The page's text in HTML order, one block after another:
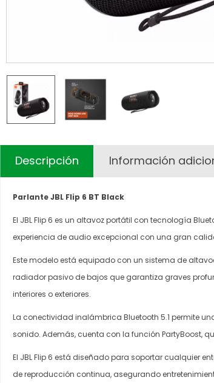
Descripción Información
Parlante JBL Flip 6 BT Black
El JBL Flip 6 es un altavoz portátil con tecnología
experiencia de audio excepcional con una gran
Este modelo está equipado con un sistema de
radiador pasivo de bajos que garantiza graves
interiores o exteriores.
La conectividad inalámbrica Bluetooth 5.1 permite
sonido. Además, cuenta con la función PartyBoost,
El JBL Flip 6 está diseñado para soportar cualquier
de reproducción continua, asegurando